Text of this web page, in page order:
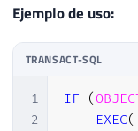
Ejemplo de uso:
TRANSACT-SQL
1
2
IF (
EXEC(